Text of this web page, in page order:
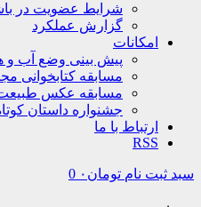
شرایط عضویت در باشگاه
گزارش عملکرد
پیش بینی وضع آب و هوا
مسابقه کتابخوانی مجازی
مسابقه عکس طبیعت و
جشنواره داستان کوتاه و
با ما
تومان ۰ 0